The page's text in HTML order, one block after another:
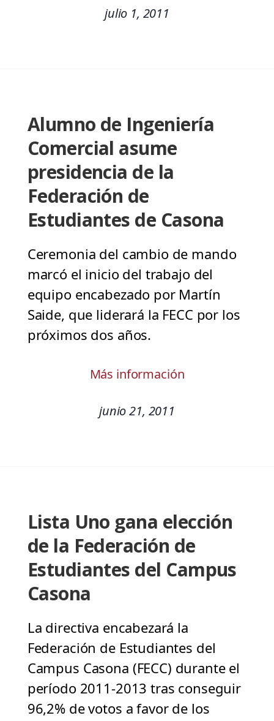
julio 1, 2011
Alumno de Ingeniería
Comercial asume
presidencia de la
Federación de
Estudiantes de Casona
Ceremonia del cambio de mando
marcó el inicio del trabajo del
equipo encabezado por Martín
Saide, que liderará la FECC por los
próximos dos años.
Más información
junio 21, 2011
Lista Uno gana elección
de la Federación de
Estudiantes del Campus
Casona
La directiva encabezará la
Federación de Estudiantes del
Campus Casona (FECC) durante el
período 2011-2013 tras conseguir
96,2% de votos a favor de los